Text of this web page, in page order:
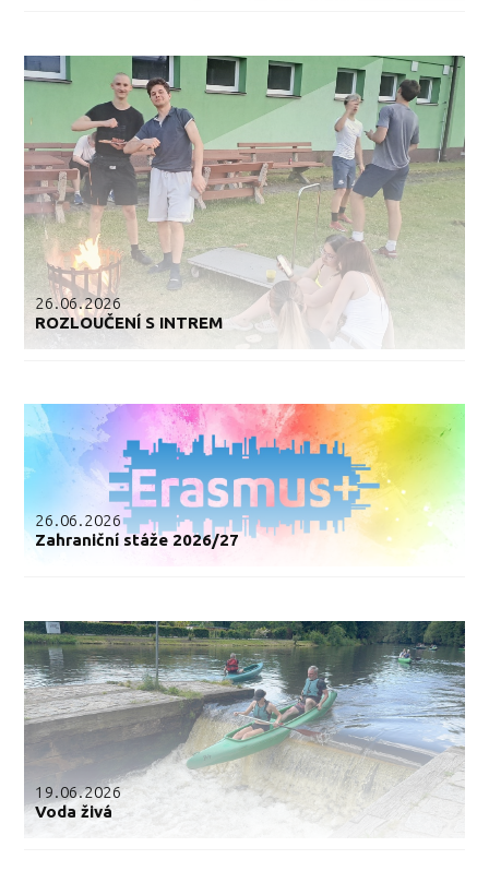
26.06.2026
ROZLOUČENÍ S INTREM
26.06.2026
Zahraniční stáže 2026/27
19.06.2026
Voda živá